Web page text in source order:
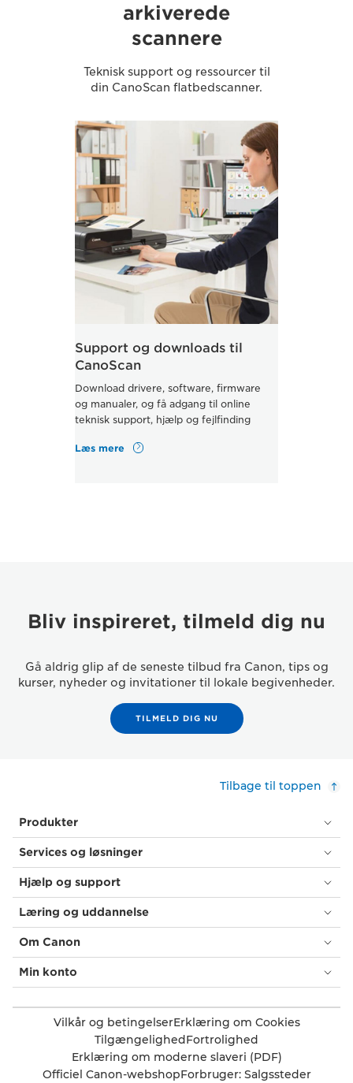
arkiverede
scannere
Teknisk support og ressourcer til
din CanoScan flatbedscanner.
Support og downloads til
CanoScan
Download drivere, software, firmware
og manualer, og få adgang til online
teknisk support, hjælp og fejlfinding
Læs mere
Bliv inspireret, tilmeld dig nu
Gå aldrig glip af de seneste tilbud fra Canon, tips og
kurser, nyheder og invitationer til lokale begivenheder.
TILMELD DIG NU
Tilbage til toppen
Produkter
Services og løsninger
Hjælp og support
Læring og uddannelse
Om Canon
Min konto
Vilkår og betingelserErklæring om Cookies
TilgængelighedFortrolighed
Erklæring om moderne slaveri (PDF)
Officiel Canon-webshopForbruger: Salgssteder